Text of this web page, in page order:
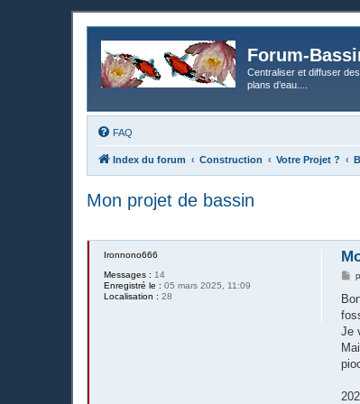
Forum-
Centraliser et diffuser
plans d’eau....
FAQ
Index du forum Construction Votre Projet ?
Mon projet de bassin
Ironnono666
Messages : 14
Enregistré le : 05 mars 2025, 11:09
Localisation : 28
M
s
a
g
Je